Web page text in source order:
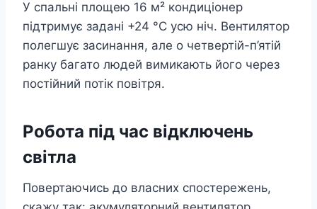
У спальні площею 16 м² кондиціонер
підтримує задані +24 °C усю ніч. Вентилятор
полегшує засинання, але о четвертій-п’ятій
ранку багато людей вимикають його через
постійний потік повітря.
Робота під час відключень
світла
Повертаючись до власних спостережень,